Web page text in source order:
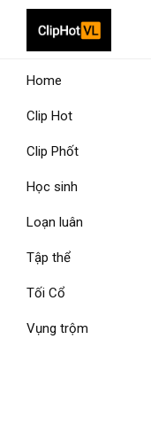
Home
Clip Hot
Clip Phốt
Học sinh
Loạn luân
Tập thể
Tối Cổ
Vụng trộm